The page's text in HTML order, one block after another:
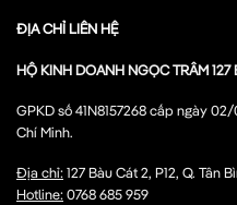
ĐỊA CHỈ LIÊN HỆ
HỘ KINH DOANH NGỌC TRÂM 127
GPKD số 41N8157268 cấp ngày
Chí Minh.
Địa chỉ:127 Bàu Cát 2, P12, Q. Tân
Hotline:0768 685 959